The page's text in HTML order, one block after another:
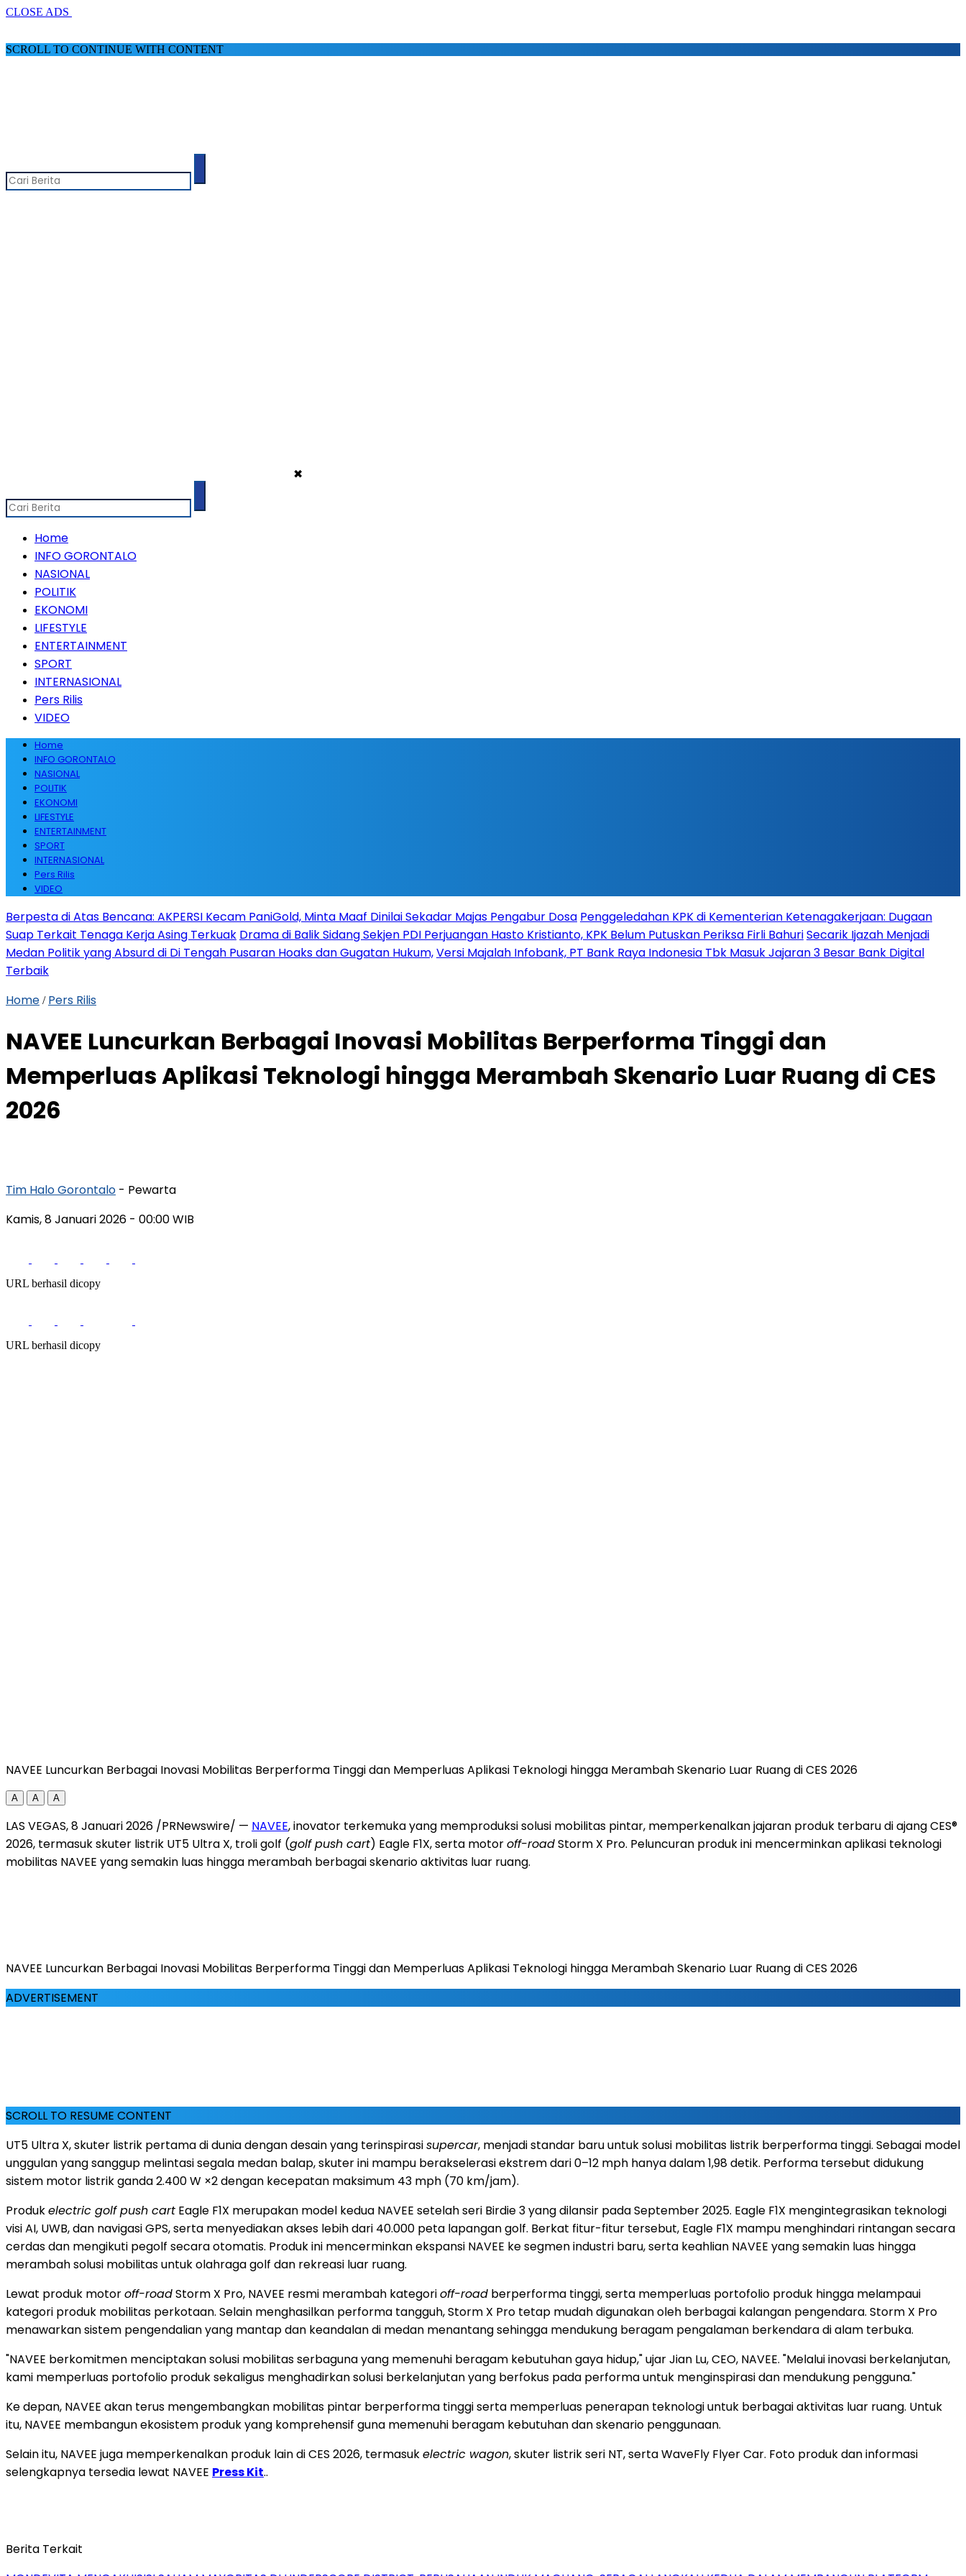
CLOSE ADS
SCROLL TO CONTINUE WITH CONTENT
✖
Home
INFO GORONTALO
NASIONAL
POLITIK
EKONOMI
LIFESTYLE
ENTERTAINMENT
SPORT
INTERNASIONAL
Pers Rilis
VIDEO
Home
INFO GORONTALO
NASIONAL
POLITIK
EKONOMI
LIFESTYLE
ENTERTAINMENT
SPORT
INTERNASIONAL
Pers Rilis
VIDEO
Berpesta di Atas Bencana: AKPERSI Kecam PaniGold, Minta Maaf Dinilai Sekadar Majas Pengabur Dosa Penggeledahan KPK di Kementerian Ketenagakerjaan: Dugaan
Suap Terkait Tenaga Kerja Asing Terkuak Drama di Balik Sidang Sekjen PDI Perjuangan Hasto Kristianto, KPK Belum Putuskan Periksa Firli BahuriSecarik Ijazah Menjadi
Medan Politik yang Absurd di Di Tengah Pusaran Hoaks dan Gugatan Hukum,Versi Majalah Infobank, PT Bank Raya Indonesia Tbk Masuk Jajaran 3 Besar Bank Digital
Terbaik
Home / Pers Rilis
NAVEE Luncurkan Berbagai Inovasi Mobilitas Berperforma Tinggi dan
Memperluas Aplikasi Teknologi hingga Merambah Skenario Luar Ruang di CES
2026
Tim Halo Gorontalo - Pewarta
Kamis, 8 Januari 2026 - 00:00 WIB
URL berhasil dicopy
URL berhasil dicopy
NAVEE Luncurkan Berbagai Inovasi Mobilitas Berperforma Tinggi dan Memperluas Aplikasi Teknologi hingga Merambah Skenario Luar Ruang di CES 2026
A A A
LAS VEGAS, 8 Januari 2026 /PRNewswire/ — NAVEE, inovator terkemuka yang memproduksi solusi mobilitas pintar, memperkenalkan jajaran produk terbaru di ajang CES®
2026, termasuk skuter listrik UT5 Ultra X, troli golf (golf push cart) Eagle F1X, serta motoroff-roadStorm X Pro. Peluncuran produk ini mencerminkan aplikasi teknologi
mobilitas NAVEE yang semakin luas hingga merambah berbagai skenario aktivitas luar ruang.
NAVEE Luncurkan Berbagai Inovasi Mobilitas Berperforma Tinggi dan Memperluas Aplikasi Teknologi hingga Merambah Skenario Luar Ruang di CES 2026
ADVERTISEMENT
SCROLL TO RESUME CONTENT
UT5 Ultra X, skuter listrik pertama di dunia dengan desain yang terinspirasisupercar, menjadi standar baru untuk solusi mobilitas listrik berperforma tinggi. Sebagai model
unggulan yang sanggup melintasi segala medan balap, skuter ini mampu berakselerasi ekstrem dari 0–12 mph hanya dalam 1,98 detik. Performa tersebut didukung
sistem motor listrik ganda 2.400 W ×2 dengan kecepatan maksimum 43 mph (70 km/jam).
Produkelectric golf push cart Eagle F1X merupakan model kedua NAVEE setelah seri Birdie 3 yang dilansir padaSeptember 2025. Eagle F1X mengintegrasikan teknologi
visi AI, UWB, dan navigasi GPS, serta menyediakan akses lebih dari 40.000 peta lapangan golf. Berkat fitur-fitur tersebut, Eagle F1X mampu menghindari rintangan secara
cerdas dan mengikuti pegolf secara otomatis. Produk ini mencerminkan ekspansi NAVEE ke segmen industri baru, serta keahlian NAVEE yang semakin luas hingga
merambah solusi mobilitas untuk olahraga golf dan rekreasi luar ruang.
Lewat produk motoroff-roadStorm X Pro, NAVEE resmi merambah kategorioff-road berperforma tinggi, serta memperluas portofolio produk hingga melampaui
kategori produk mobilitas perkotaan. Selain menghasilkan performa tangguh, Storm X Pro tetap mudah digunakan oleh berbagai kalangan pengendara. Storm X Pro
menawarkan sistem pengendalian yang mantap dan keandalan di medan menantang sehingga mendukung beragam pengalaman berkendara di alam terbuka.
"NAVEE berkomitmen menciptakan solusi mobilitas serbaguna yang memenuhi beragam kebutuhan gaya hidup," ujarJian Lu, CEO, NAVEE. "Melalui inovasi berkelanjutan,
kami memperluas portofolio produk sekaligus menghadirkan solusi berkelanjutan yang berfokus pada performa untuk menginspirasi dan mendukung pengguna."
Ke depan, NAVEE akan terus mengembangkan mobilitas pintar berperforma tinggi serta memperluas penerapan teknologi untuk berbagai aktivitas luar ruang. Untuk
itu, NAVEE membangun ekosistem produk yang komprehensif guna memenuhi beragam kebutuhan dan skenario penggunaan.
Selain itu, NAVEE juga memperkenalkan produk lain di CES 2026, termasukelectric wagon, skuter listrik seri NT, serta WaveFly Flyer Car. Foto produk dan informasi
selengkapnya tersedia lewat NAVEE Press Kit..
Berita Terkait